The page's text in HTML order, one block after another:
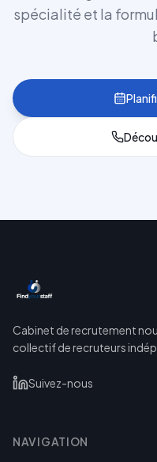
spécialité et la
Cabinet de recrutement
collectif de recruteurs
Suivez-nous
NAVIGATION